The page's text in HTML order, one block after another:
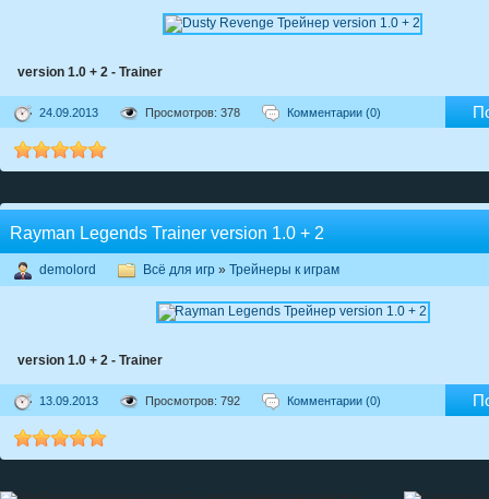
version 1.0 + 2 - Trainer
24.09.2013 Просмотров: 378 Комментарии (0)
Rayman Legends Trainer version 1.0 + 2
demolord Всё для игр » Трейнеры к играм
version 1.0 + 2 - Trainer
13.09.2013 Просмотров: 792 Комментарии (0)